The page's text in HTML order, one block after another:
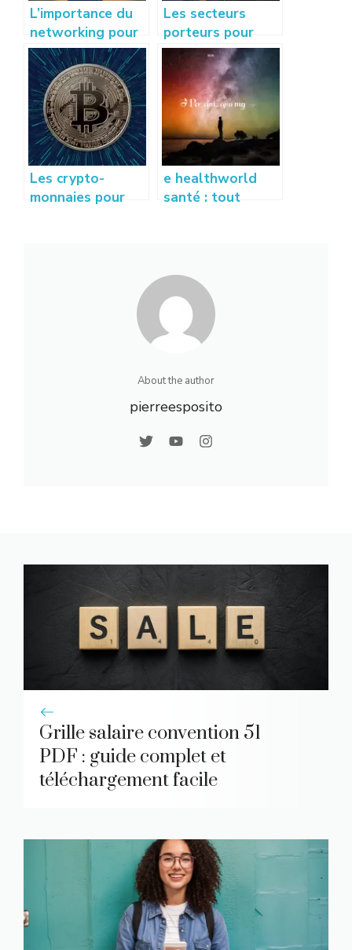
L’importance du
networking pour
faire décoller son
activité
professionnelle
Les secteurs
porteurs pour
créer sa startup :
idées et conseils
à succès
Les crypto-
monnaies pour
e healthworld
santé : tout
About the author
pierreesposito
Grille salaire convention 51
PDF : guide complet et
téléchargement facile